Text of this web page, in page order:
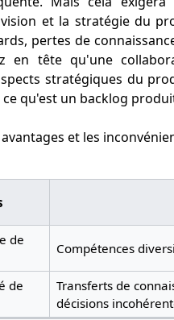
et la stratégie du
pertes de
en tête qu'une
stratégiques du
qu'est un backlog
et les
de
Compétences
de
Transferts de
décisions